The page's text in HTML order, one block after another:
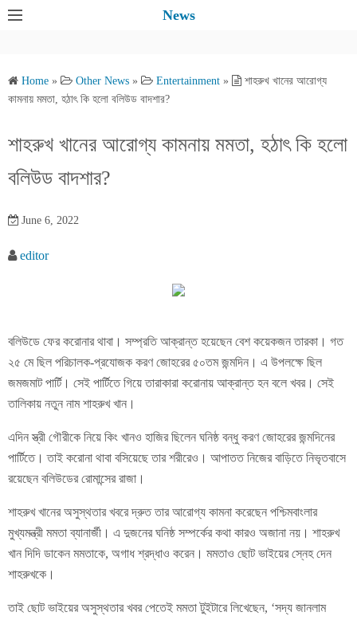
News
Home » Other News » Entertainment »
শাহরুখ খানের আরোগ্য
কামনায় মমতা, হঠাৎ কি হলো বলিউড বাদশার?
শাহরুখ খানের আরোগ্য কামনায় মমতা, হঠাৎ কি হলো
বলিউড বাদশার?
June 6, 2022
editor
বলিউডে ফের করোনার থাবা। সম্প্রতি আক্রান্ত হয়েছেন বেশ কয়েকজন তারকা। গত
২৫ মে ছিল পরিচালক-প্রযোজক করণ জোহরের ৫০তম জন্মদিন। এ উপলক্ষে ছিল
জমজমাট পার্টি। সেই পার্টিতে গিয়ে তারাকারা করোনায় আক্রান্ত হন বলে খবর। সেই
তালিকায় নতুন নাম শাহরুখ খান।
এদিন স্ত্রী গৌরীকে নিয়ে কিং খানও হাজির ছিলেন ঘনিষ্ঠ বন্ধু করণ জোহরের জন্মদিনের
পার্টিতে। তাই করোনা থাবা বসিয়েছে তার শরীরেও। আপাতত নিজের বাড়িতে নিভৃতবাসে
রয়েছেন বলিউডের রোমান্সের রাজা।
শাহরুখ খানের অসুস্থতার খবরে দ্রুত তার আরোগ্য কামনা করেছেন পশ্চিমবাংলার
মুখ্যমন্ত্রী মমতা ব্যানার্জী। এ দুজনের ঘনিষ্ঠ সম্পর্কের কথা কারও অজানা নয়। শাহরুখ
খান দিদি ডাকেন মমতাকে, অগাধ শ্রদ্ধাও করেন। মমতাও ছোট ভাইয়ের স্নেহ দেন
শাহরুখকে।
তাই ছোট ভাইয়ের অসুস্থতার খবর পেতেই মমতা টুইটারে লিখেছেন, ‘সদ্য জানলাম